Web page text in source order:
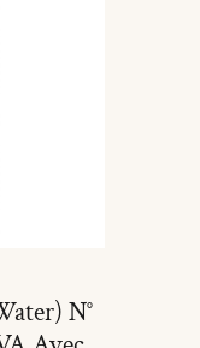
N°